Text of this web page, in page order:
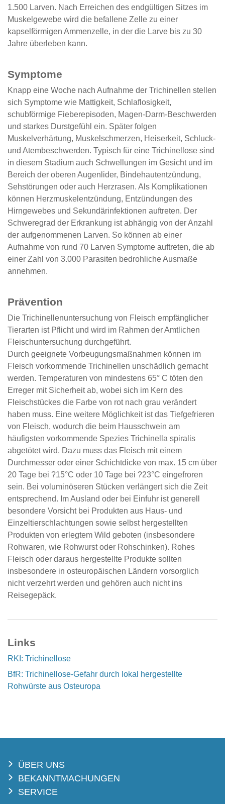
1.500 Larven. Nach Erreichen des endgültigen Sitzes im
Muskelgewebe wird die befallene Zelle zu einer
kapselförmigen Ammenzelle, in der die Larve bis zu 30
Jahre überleben kann.
Symptome
Knapp eine Woche nach Aufnahme der Trichinellen stellen
sich Symptome wie Mattigkeit, Schlaflosigkeit,
schubförmige Fieberepisoden, Magen-Darm-Beschwerden
und starkes Durstgefühl ein. Später folgen
Muskelverhärtung, Muskelschmerzen, Heiserkeit, Schluck-
und Atembeschwerden. Typisch für eine Trichinellose sind
in diesem Stadium auch Schwellungen im Gesicht und im
Bereich der oberen Augenlider, Bindehautentzündung,
Sehstörungen oder auch Herzrasen. Als Komplikationen
können Herzmuskelentzündung, Entzündungen des
Hirngewebes und Sekundärinfektionen auftreten. Der
Schweregrad der Erkrankung ist abhängig von der Anzahl
der aufgenommenen Larven. So können ab einer
Aufnahme von rund 70 Larven Symptome auftreten, die ab
einer Zahl von 3.000 Parasiten bedrohliche Ausmaße
annehmen.
Prävention
Die Trichinellenuntersuchung von Fleisch empfänglicher
Tierarten ist Pflicht und wird im Rahmen der Amtlichen
Fleischuntersuchung durchgeführt.
Durch geeignete Vorbeugungsmaßnahmen können im
Fleisch vorkommende Trichinellen unschädlich gemacht
werden. Temperaturen von mindestens 65° C töten den
Erreger mit Sicherheit ab, wobei sich im Kern des
Fleischstückes die Farbe von rot nach grau verändert
haben muss. Eine weitere Möglichkeit ist das Tiefgefrieren
von Fleisch, wodurch die beim Hausschwein am
häufigsten vorkommende Spezies Trichinella spiralis
abgetötet wird. Dazu muss das Fleisch mit einem
Durchmesser oder einer Schichtdicke von max. 15 cm über
20 Tage bei ?15°C oder 10 Tage bei ?23°C eingefroren
sein. Bei voluminöseren Stücken verlängert sich die Zeit
entsprechend. Im Ausland oder bei Einfuhr ist generell
besondere Vorsicht bei Produkten aus Haus- und
Einzeltierschlachtungen sowie selbst hergestellten
Produkten von erlegtem Wild geboten (insbesondere
Rohwaren, wie Rohwurst oder Rohschinken). Rohes
Fleisch oder daraus hergestellte Produkte sollten
insbesondere in osteuropäischen Ländern vorsorglich
nicht verzehrt werden und gehören auch nicht ins
Reisegepäck.
Links
RKI: Trichinellose
BfR: Trichinellose-Gefahr durch lokal hergestellte
Rohwürste aus Osteuropa
ÜBER UNS
BEKANNTMACHUNGEN
SERVICE